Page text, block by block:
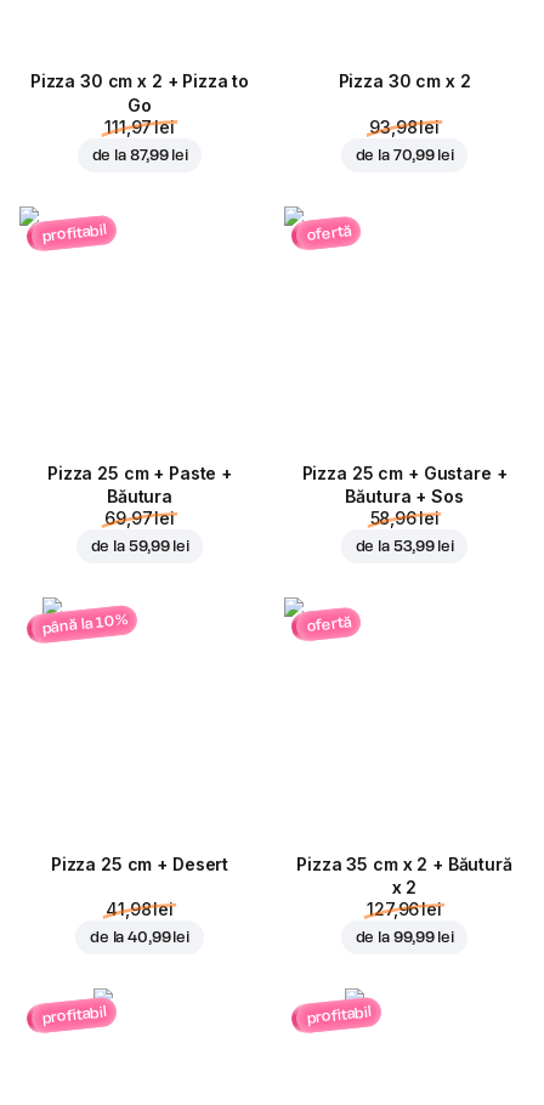
Pizza 30 cm x 2 + Pizza to
Go
111,97 lei
de la 87,99 lei
Pizza 30 cm x 2
93,98 lei
de la 70,99 lei
profitabil
Pizza 25 cm + Paste +
Băutura
69,97 lei
de la 59,99 lei
ofertă
Pizza 25 cm + Gustare +
Băutura + Sos
58,96 lei
de la 53,99 lei
până la 10%
Pizza 25 cm + Desert
41,98 lei
de la40,99 lei
ofertă
Pizza 35 cm x 2 + Băutură
x 2
127,96 lei
de la 99,99 lei
profitabil profitabil